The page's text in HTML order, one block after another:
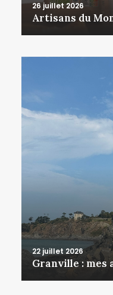
26 juillet 2026
Artisans du
22 juillet 2026
Granville : mes